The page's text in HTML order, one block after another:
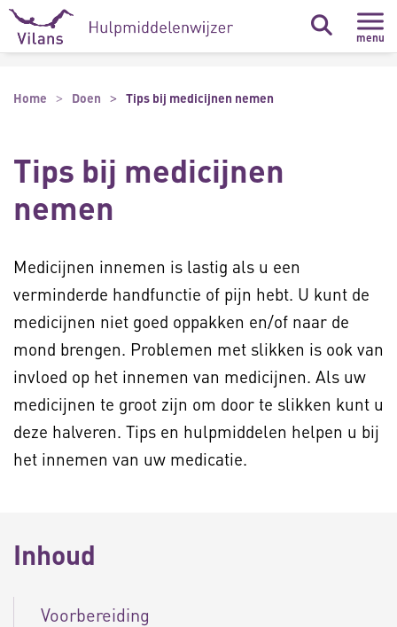
Naar hoofdinhoud
Naar footer
menu
Home Doen Tips bij medicijnen nemen
Tips bij medicijnen
nemen
Medicijnen innemen is lastig als u een
verminderde handfunctie of pijn hebt. U kunt de
medicijnen niet goed oppakken en/of naar de
mond brengen. Problemen met slikken is ook van
invloed op het innemen van medicijnen. Als uw
medicijnen te groot zijn om door te slikken kunt u
deze halveren. Tips en hulpmiddelen helpen u bij
het innemen van uw medicatie.
Inhoud
Voorbereiding